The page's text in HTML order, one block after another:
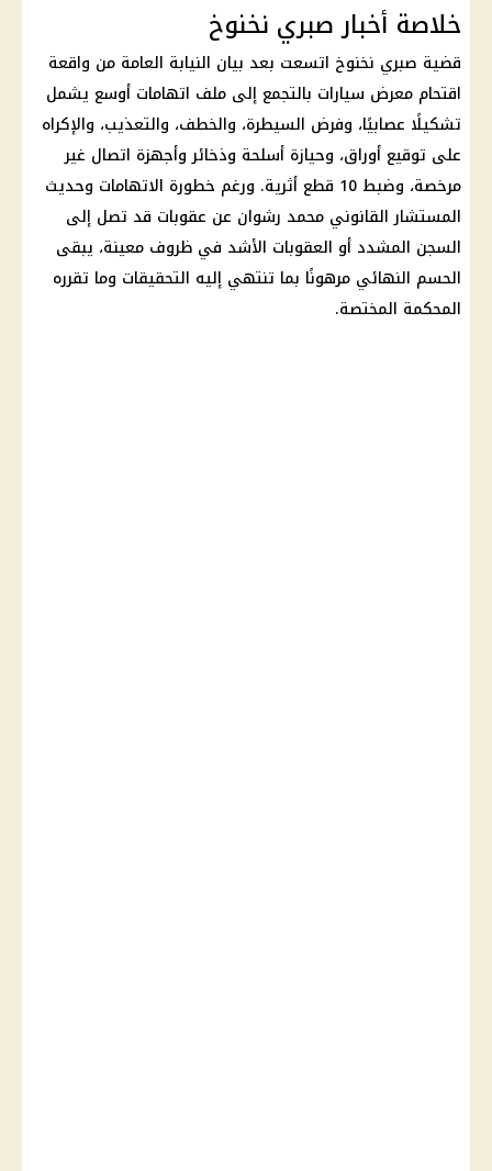
خلاصة أخبار صبري نخنوخ
قضية صبري نخنوخ اتسعت بعد بيان النيابة العامة من واقعة
اقتحام معرض سيارات بالتجمع إلى ملف اتهامات أوسع يشمل
تشكيلًا عصابيًا، وفرض السيطرة، والخطف، والتعذيب، والإكراه
على توقيع أوراق، وحيازة أسلحة وذخائر وأجهزة اتصال غير
مرخصة، وضبط 10 قطع أثرية. ورغم خطورة الاتهامات وحديث
المستشار القانوني محمد رشوان عن عقوبات قد تصل إلى
السجن المشدد أو العقوبات الأشد في ظروف معينة، يبقى
الحسم النهائي مرهونًا بما تنتهي إليه التحقيقات وما تقرره
المحكمة المختصة.